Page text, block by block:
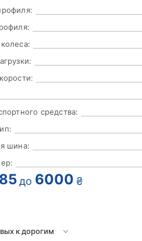
средства:
шина:
до 6000 ₴